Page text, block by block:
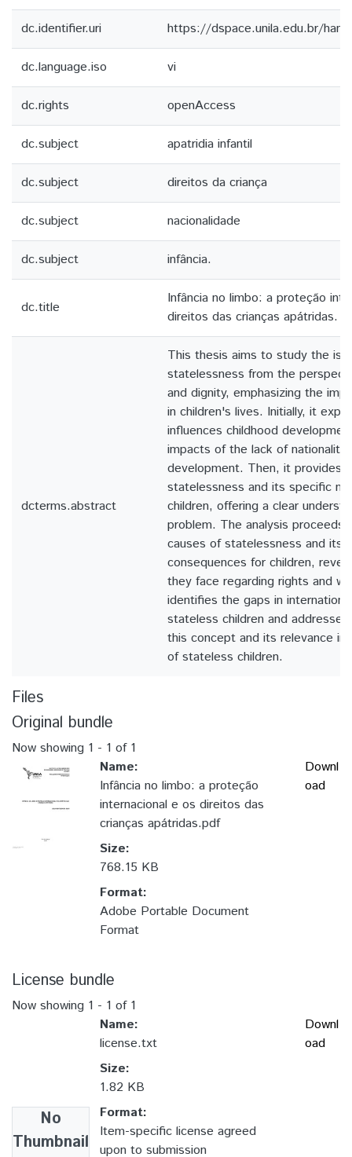
dc.identifier.uri https://dspace.unila.edu.br/
dc.language.iso vi
dc.rights openAccess
dc.subject apatridia infantil
dc.subject direitos da criança
dc.subject nacionalidade
dc.subject infância.
dc.title
Infância no limbo: a proteção
direitos das crianças apátridas.
dcterms.abstract
This thesis aims to study the
statelessness from the
and dignity, emphasizing the
in children's lives. Initially, it
influences childhood
impacts of the lack of nationality
development. Then, it provides
statelessness and its specific
children, offering a clear
problem. The analysis proceeds
causes of statelessness and its
consequences for children,
they face regarding rights and
identifies the gaps in
stateless children and
this concept and its relevance in
of stateless children.
Files
Original bundle
Now showing 1 - 1 of 1
Name:
Infância no limbo: a proteção
internacional e os direitos das
crianças apátridas.pdf
Size:
768.15 KB
Format:
Adobe Portable Document
Format
Downl
oad
License bundle
Now showing 1 - 1 of 1
No
Thumbnail
Name:
license.txt
Size:
1.82 KB
Format:
Item-specific license agreed
upon to submission
Downl
oad